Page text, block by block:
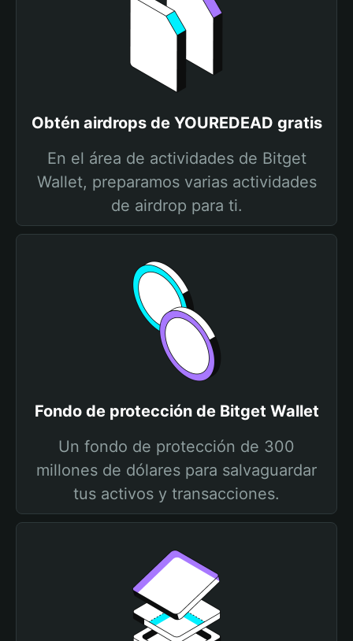
Obtén airdrops de YOUREDEAD gratis
En el área de actividades de Bitget
Wallet, preparamos varias actividades
de airdrop para ti.
Fondo de protección de Bitget Wallet
Un fondo de protección de 300
millones de dólares para salvaguardar
tus activos y transacciones.